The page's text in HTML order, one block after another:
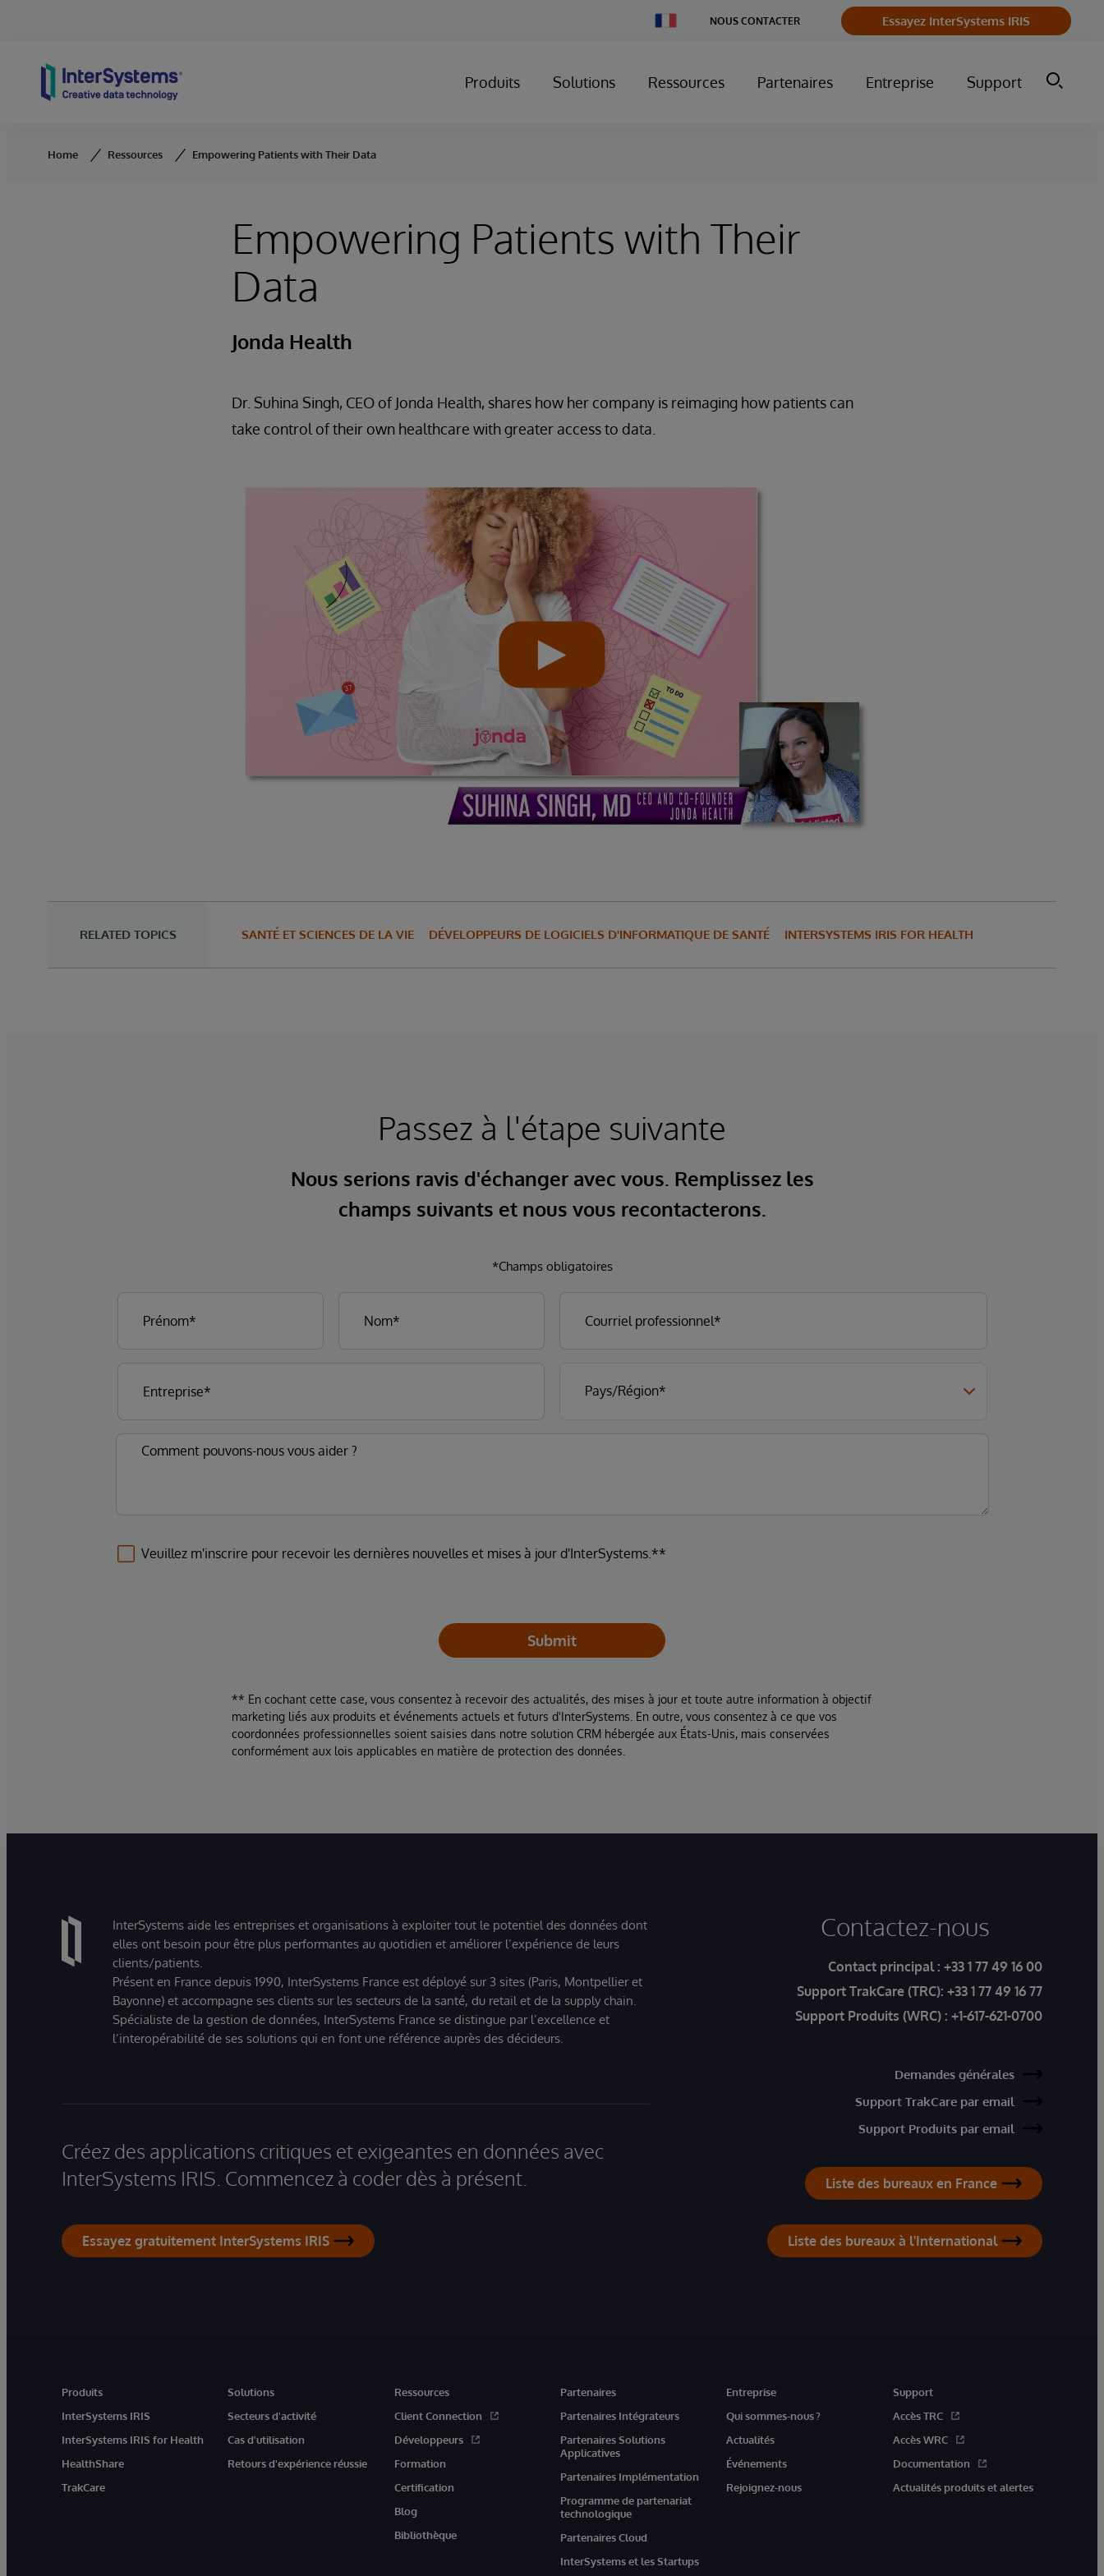
Country
NOUS CONTACTER Essayez InterSystems IRIS
Produits Solutions Ressources Partenaires Entreprise Support
Home Ressources Empowering Patients with Their Data
Empowering Patients with Their
Data
Jonda Health
Dr. Suhina Singh, CEO of Jonda Health, shares how her company is reimaging how patients can
take control of their own healthcare with greater access to data.
RELATED TOPICS SANTÉ ET SCIENCES DE LA VIE DÉVELOPPEURS DE LOGICIELS D'INFORMATIQUE DE SANTÉ INTERSYSTEMS IRIS FOR HEALTH
Passez à l'étape suivante
Nous serions ravis d'échanger avec vous. Remplissez les
champs suivants et nous vous recontacterons.
*Champs obligatoires
Veuillez m'inscrire pour recevoir les dernières nouvelles et mises à jour d'InterSystems.**
Submit
** En cochant cette case, vous consentez à recevoir des actualités, des mises à jour et toute autre information à objectif
marketing liés aux produits et événements actuels et futurs d'InterSystems. En outre, vous consentez à ce que vos
coordonnées professionnelles soient saisies dans notre solution CRM hébergée aux États-Unis, mais conservées
conformément aux lois applicables en matière de protection des données.
InterSystems aide les entreprises et organisations à exploiter tout le potentiel des données dont
elles ont besoin pour être plus performantes au quotidien et améliorer l’expérience de leurs
clients/patients.
Présent en France depuis 1990, InterSystems France est déployé sur 3 sites (Paris, Montpellier et
Bayonne) et accompagne ses clients sur les secteurs de la santé, du retail et de la supply chain.
Spécialiste de la gestion de données, InterSystems France se distingue par l’excellence et
l’interopérabilité de ses solutions qui en font une référence auprès des décideurs.
Créez des applications critiques et exigeantes en données avec
InterSystems IRIS. Commencez à coder dès à présent.
Essayez gratuitement InterSystems IRIS
Contactez-nous
Contact principal : +33 1 77 49 16 00
Support TrakCare (TRC): +33 1 77 49 16 77
Support Produits (WRC) : +1-617-621-0700
Demandes générales
Support TrakCare par email
Support Produits par email
Liste des bureaux en France
Liste des bureaux à l'International
Produits
InterSystems IRIS
InterSystems IRIS for Health
HealthShare
TrakCare
Solutions
Secteurs d'activité
Cas d'utilisation
Retours d'expérience réussie
Ressources
Client Connection
Développeurs
Formation
Certification
Blog
Bibliothèque
Partenaires
Partenaires Intégrateurs
Partenaires Solutions
Applicatives
Partenaires Implémentation
Programme de partenariat
technologique
Partenaires Cloud
InterSystems et les Startups
Entreprise
Qui sommes-nous ?
Actualités
Événements
Rejoignez-nous
Support
Accès TRC
Accès WRC
Documentation
Actualités produits et alertes